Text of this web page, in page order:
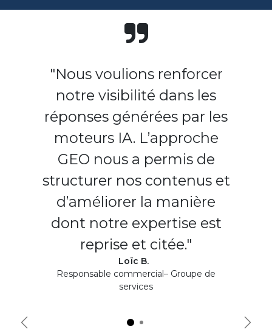
"Nous voulions renforcer
notre visibilité dans les
réponses générées par les
moteurs IA. L’approche
GEO nous a permis de
structurer nos contenus et
d’améliorer la manière
dont notre expertise est
reprise et citée."
Loïc B.
Responsable commercial– Groupe de
services
Précédent